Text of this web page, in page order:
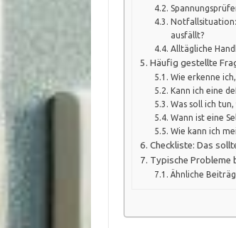
Notfallsituation:
ausfällt?
Alltägliche
Häufig gestellte
Wie erkenne
Kann ich eine
Was soll ich
Wann ist eine
Wie kann ich
Checkliste: Das
Typische Probleme
Ähnliche